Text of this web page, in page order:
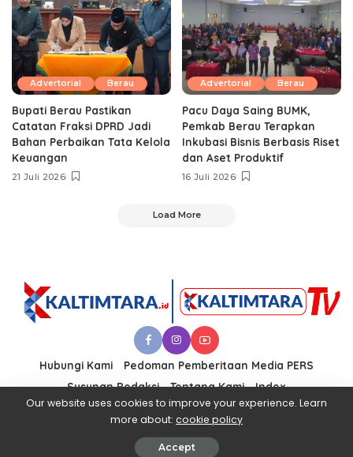
Advertorial Berau
Bupati Berau Pastikan
Catatan Fraksi DPRD Jadi
Bahan Perbaikan Tata Kelola
Keuangan
21 Juli 2026
Advertorial Berau
Pacu Daya Saing BUMK,
Pemkab Berau Terapkan
Inkubasi Bisnis Berbasis Riset
dan Aset Produktif ‎
16 Juli 2026
Load More
Hubungi Kami
Pedoman Pemberitaan Media PERS
Susunan Redaksi
Tentang Kami Index
© 2021 PT. KALTIMTARA MEDIA UTAMA
Our website uses cookies to improve your experience. Learn
more about: cookie policy
Accept